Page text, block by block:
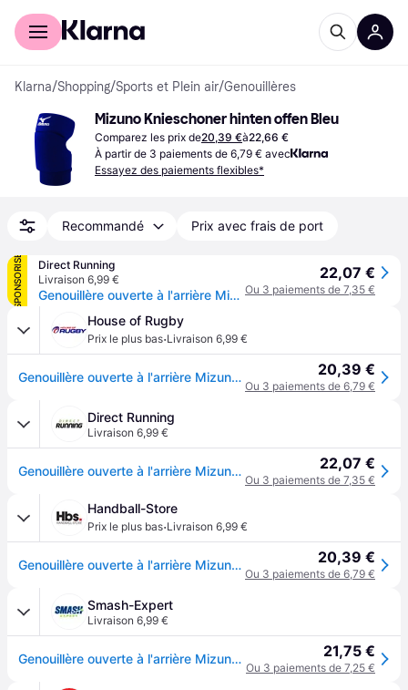
Acheter avec Klarna
Klarna/Shopping/Sports et Plein air/Genouillères
Mizuno Knieschoner hinten offen Bleu
Comparez les prix de20,39 €à22,66 €
À partir de 3 paiements de 6,79 € avec
Essayez des paiements flexibles*
Recommandé Prix avec frais de port
SPONSORISÉ
Direct Running
Livraison 6,99 €
Genouillère ouverte à l'arrière Mizuno - Bleu
22,07 €
Ou 3 paiements de 7,35 €
House of Rugby
Prix le plus bas·Livraison 6,99 €
Genouillère ouverte à l'arrière Mizuno - Bleu 20,39 €
Ou 3 paiements de 6,79 €
Direct Running
Livraison 6,99 €
Genouillère ouverte à l'arrière Mizuno - Bleu 22,07 €
Ou 3 paiements de 7,35 €
Handball-Store
Prix le plus bas·Livraison 6,99 €
Genouillère ouverte à l'arrière Mizuno - Bleu 20,39 €
Ou 3 paiements de 6,79 €
Smash-Expert
Livraison 6,99 €
Genouillère ouverte à l'arrière Mizuno - Bleu 21,75 €
Ou 3 paiements de 7,25 €